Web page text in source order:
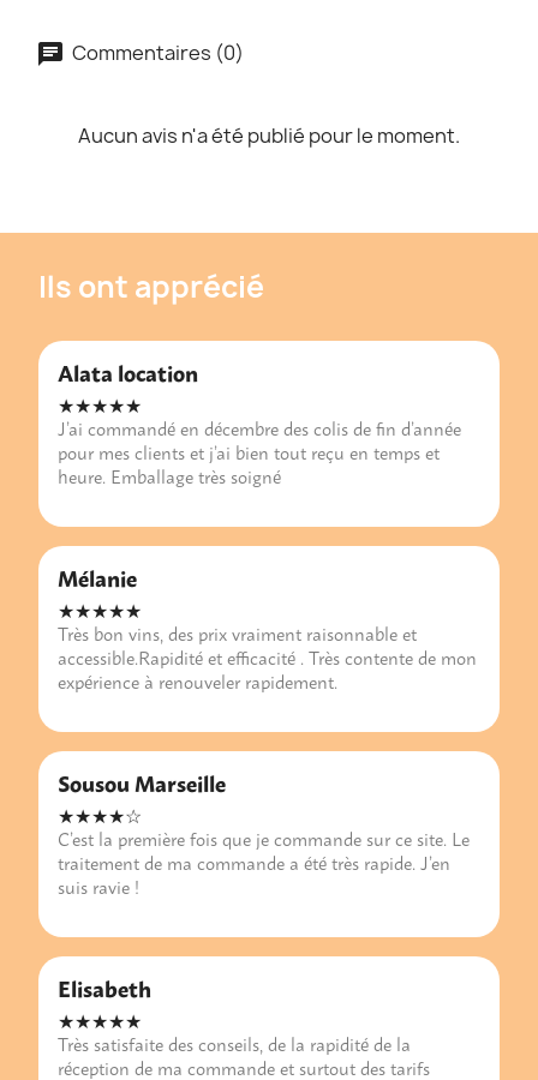
Commentaires (0)
Aucun avis n'a été publié pour le moment.
Ils ont apprécié
Alata location
★★★★★
J’ai commandé en décembre des colis de fin d’année
pour mes clients et j’ai bien tout reçu en temps et
heure. Emballage très soigné
Mélanie
★★★★★
Très bon vins, des prix vraiment raisonnable et
accessible.Rapidité et efficacité . Très contente de mon
expérience à renouveler rapidement.
Sousou Marseille
★★★★☆
C’est la première fois que je commande sur ce site. Le
traitement de ma commande a été très rapide. J’en
suis ravie !
Elisabeth
★★★★★
Très satisfaite des conseils, de la rapidité de la
réception de ma commande et surtout des tarifs